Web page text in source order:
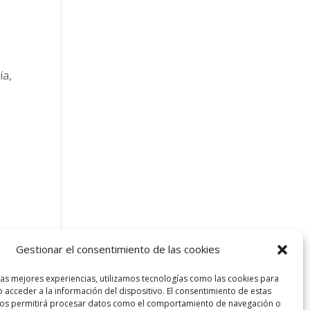
Gestionar el consentimiento de las cookies
mejores experiencias, utilizamos tecnologías como las cookies para
acceder a la información del dispositivo. El consentimiento de estas
permitirá procesar datos como el comportamiento de navegación o